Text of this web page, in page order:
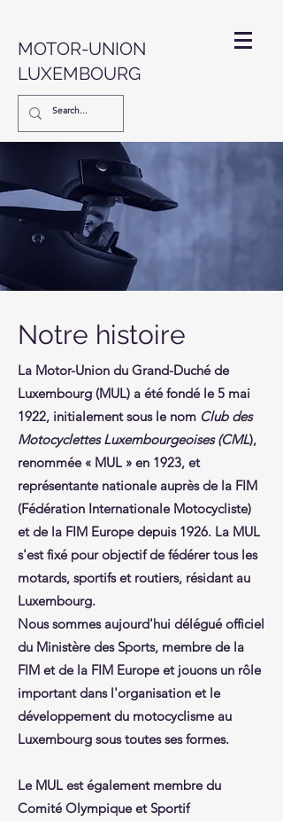
MOTOR-UNION
LUXEMBOURG
Notre histoire
La Motor-Union du Grand-Duché de
Luxembourg (MUL) a été fondé le 5 mai
1922, initialement sous le nom Club des
Motocyclettes Luxembourgeoises (CML),
renommée « MUL » en 1923, et
représentante nationale auprès de la FIM
(Fédération Internationale Motocycliste)
et de la FIM Europe depuis 1926. La MUL
s'est fixé pour objectif de fédérer tous les
motards, sportifs et routiers, résidant au
Luxembourg.
Nous sommes aujourd'hui délégué officiel
du Ministère des Sports, membre de la
FIM et de la FIM Europe et jouons un rôle
important dans l'organisation et le
développement du motocyclisme au
Luxembourg sous toutes ses formes.
Le MUL est également membre du
Comité Olympique et Sportif